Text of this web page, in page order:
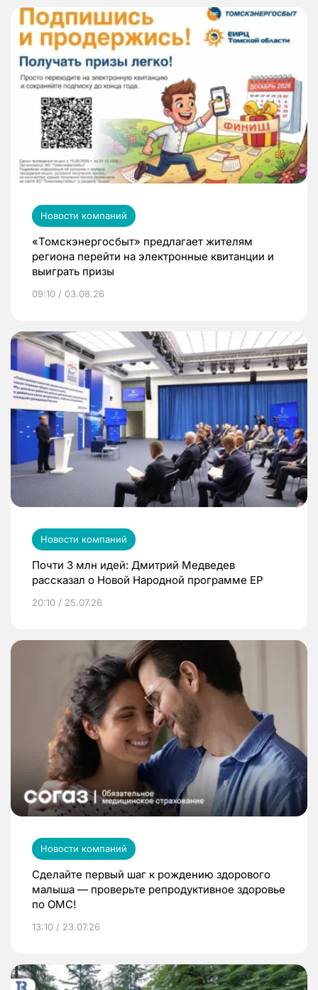
Новости компаний
«Томскэнергосбыт» предлагает жителям
региона перейти на электронные квитанции и
выиграть призы
09:10 / 03.08.26
Новости компаний
Почти 3 млн идей: Дмитрий Медведев
рассказал о Новой Народной программе ЕР
20:10 / 25.07.26
Новости компаний
Сделайте первый шаг к рождению здорового
малыша — проверьте репродуктивное здоровье
по ОМС!
13:10 / 23.07.26